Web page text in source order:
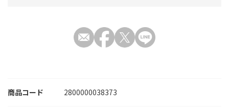
商品コード 2800000038373